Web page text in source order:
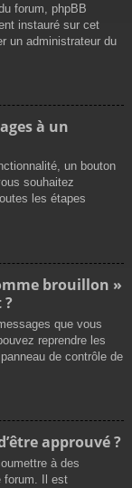
forum, phpBB
instauré sur cet
un administrateur du
à un
un bouton
souhaitez
les étapes
brouillon »
que vous
reprendre les
de contrôle de
approuvé ?
à des
forum. Il est